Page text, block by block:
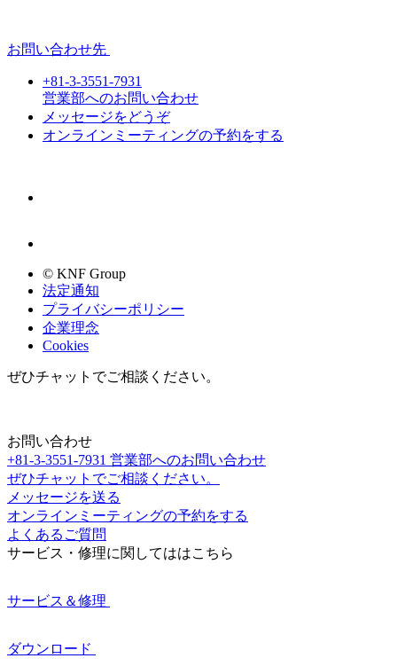
お問い合わせ先
+81-3-3551-7931
営業部へのお問い合わせ
メッセージをどうぞ
オンラインミーティングの予約をする
© KNF Group
法定通知
プライバシーポリシー
企業理念
Cookies
ぜひチャットでご相談ください。
お問い合わせ
+81-3-3551-7931 営業部へのお問い合わせ
ぜひチャットでご相談ください。
メッセージを送る
オンラインミーティングの予約をする
よくあるご質問
サービス・修理に関してははこちら
サービス＆修理
ダウンロード